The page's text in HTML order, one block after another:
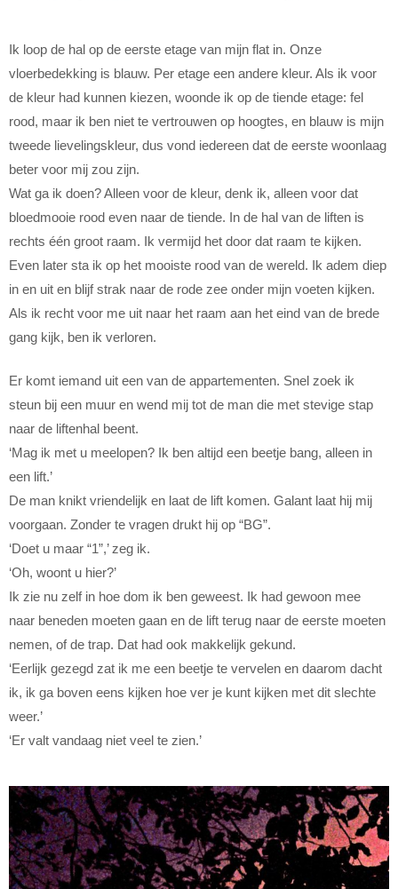
Ik loop de hal op de eerste etage van mijn flat in. Onze
vloerbedekking is blauw. Per etage een andere kleur. Als ik voor
de kleur had kunnen kiezen, woonde ik op de tiende etage: fel
rood, maar ik ben niet te vertrouwen op hoogtes, en blauw is mijn
tweede lievelingskleur, dus vond iedereen dat de eerste woonlaag
beter voor mij zou zijn.
Wat ga ik doen? Alleen voor de kleur, denk ik, alleen voor dat
bloedmooie rood even naar de tiende. In de hal van de liften is
rechts één groot raam. Ik vermijd het door dat raam te kijken.
Even later sta ik op het mooiste rood van de wereld. Ik adem diep
in en uit en blijf strak naar de rode zee onder mijn voeten kijken.
Als ik recht voor me uit naar het raam aan het eind van de brede
gang kijk, ben ik verloren.
Er komt iemand uit een van de appartementen. Snel zoek ik
steun bij een muur en wend mij tot de man die met stevige stap
naar de liftenhal beent.
‘Mag ik met u meelopen? Ik ben altijd een beetje bang, alleen in
een lift.’
De man knikt vriendelijk en laat de lift komen. Galant laat hij mij
voorgaan. Zonder te vragen drukt hij op “BG”.
‘Doet u maar “1”,’ zeg ik.
‘Oh, woont u hier?’
Ik zie nu zelf in hoe dom ik ben geweest. Ik had gewoon mee
naar beneden moeten gaan en de lift terug naar de eerste moeten
nemen, of de trap. Dat had ook makkelijk gekund.
‘Eerlijk gezegd zat ik me een beetje te vervelen en daarom dacht
ik, ik ga boven eens kijken hoe ver je kunt kijken met dit slechte
weer.’
‘Er valt vandaag niet veel te zien.’